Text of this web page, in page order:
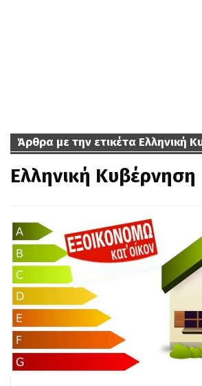
Άρθρα με την ετικέτα Ελληνική
Ελληνική Κυβέρνηση